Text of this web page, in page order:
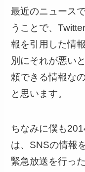
最近のニュース
うことで、
報を引用した情
別にそれが悪い
頼できる情報な
と思います。
ちなみに僕も
は、SNSの情報
緊急放送を行っ